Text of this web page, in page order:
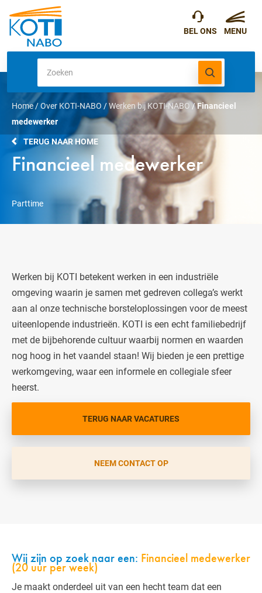
Home/Over KOTI-NABO /Werken bij KOTI-NABO /Financieel
medewerker
TERUG NAAR HOME
Financieel medewerker
Parttime
Werken bij KOTI betekent werken in een industriële
omgeving waarin je samen met gedreven collega’s werkt
aan al onze technische borsteloplossingen voor de meest
uiteenlopende industrieën. KOTI is een echt familiebedrijf
met de bijbehorende cultuur waarbij normen en waarden
nog hoog in het vaandel staan! Wij bieden je een prettige
werkomgeving, waar een informele en collegiale sfeer
heerst.
TERUG NAAR VACATURES
NEEM CONTACT OP
Wij zijn op zoek naar een: Financieel medewerker
(20 uur per week)
Je maakt onderdeel uit van een hecht team dat een